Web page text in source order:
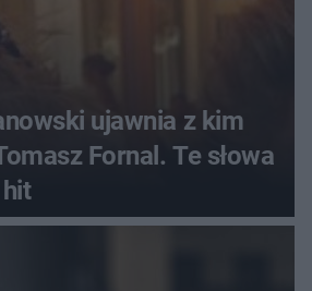
ujawnia z kim
Fornal. Te słowa